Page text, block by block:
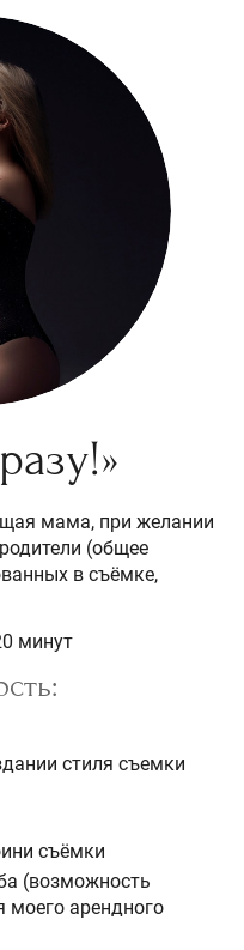
мама, при желании
(общее
в съёмке,
минут
стиля съемки
съёмки
(возможность
моего арендного